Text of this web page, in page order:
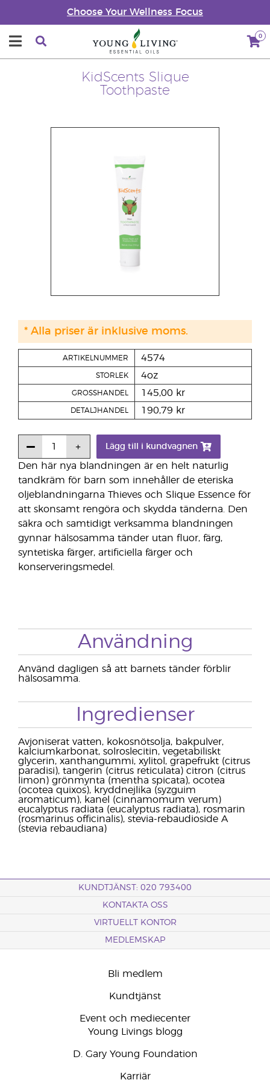
Choose Your Wellness Focus
0
KidScents Slique
Toothpaste
Den här nya blandningen är en helt naturlig
tandkräm för barn som innehåller de eteriska
oljeblandningarna Thieves och Slique Essence för
att skonsamt rengöra och skydda tänderna. Den
säkra och samtidigt verksamma blandningen
gynnar hälsosamma tänder utan fluor, färg,
syntetiska färger, artificiella färger och
konserveringsmedel.
ARTIKELNUMMER 4574
STORLEK 4oz
GROSSHANDEL 145,00 kr
DETALJHANDEL 190,79 kr
Lägg till i kundvagnen
* Alla priser är inklusive moms.
Användning
Använd dagligen så att barnets tänder förblir
hälsosamma.
Ingredienser
Avjoniserat vatten, kokosnötsolja, bakpulver,
kalciumkarbonat, solroslecitin, vegetabiliskt
glycerin, xanthangummi, xylitol, grapefrukt (citrus
paradisi), tangerin (citrus reticulata) citron (citrus
limon) grönmynta (mentha spicata), ocotea
(ocotea quixos), kryddnejlika (syzguim
aromaticum), kanel (cinnamomum verum)
eucalyptus radiata (eucalyptus radiata), rosmarin
(rosmarinus officinalis), stevia-rebaudioside A
(stevia rebaudiana)
KUNDTJÄNST: 020 793400
KONTAKTA OSS
VIRTUELLT KONTOR
MEDLEMSKAP
Bli medlem
Kundtjänst
Event och mediecenter
Young Livings blogg
D. Gary Young Foundation
Karriär